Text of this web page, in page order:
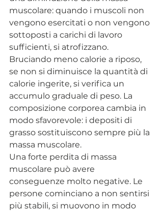
muscolare: quando i muscoli non
vengono esercitati o non vengono
sottoposti a carichi di lavoro
sufficienti, si atrofizzano.
Bruciando meno calorie a riposo,
se non si diminuisce la quantità di
calorie ingerite, si verifica un
accumulo graduale di peso. La
composizione corporea cambia in
modo sfavorevole: i depositi di
grasso sostituiscono sempre più la
massa muscolare.
Una forte perdita di massa
muscolare può avere
conseguenze molto negative. Le
persone cominciano a non sentirsi
più stabili, si muovono in modo